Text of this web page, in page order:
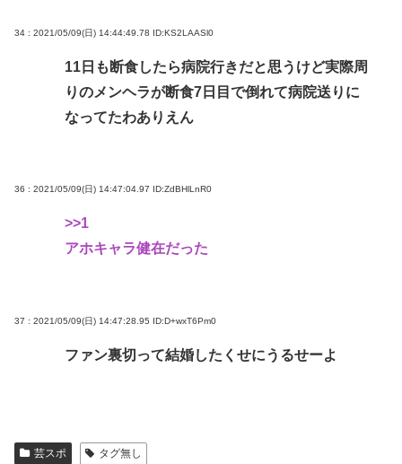
34 : 2021/05/09(日) 14:44:49.78 ID:KS2LAASl0
11日も断食したら病院行きだと思うけど実際周
りのメンヘラが断食7日目で倒れて病院送りに
なってたわありえん
36 : 2021/05/09(日) 14:47:04.97 ID:ZdBHlLnR0
>>1
アホキャラ健在だった
37 : 2021/05/09(日) 14:47:28.95 ID:D+wxT6Pm0
ファン裏切って結婚したくせにうるせーよ
芸スポ タグ無し